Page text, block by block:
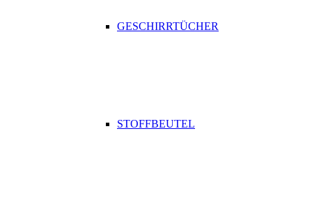
GESCHIRRTÜCHER
STOFFBEUTEL